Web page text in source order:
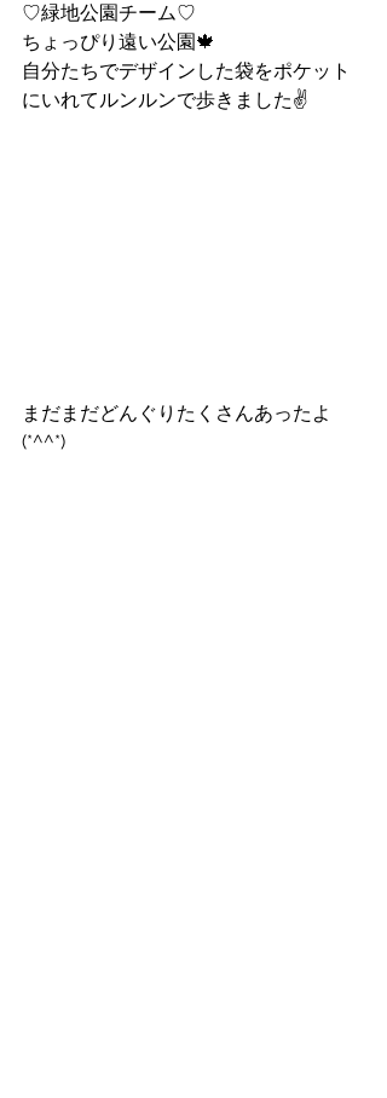
♡緑地公園チーム♡
ちょっぴり遠い公園🍁
自分たちでデザインした袋をポケット
にいれてルンルンで歩きました✌
まだまだどんぐりたくさんあったよ
(*^^*)